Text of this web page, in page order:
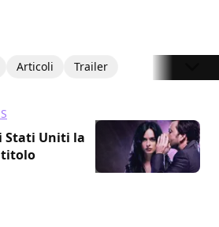
Articoli Trailer
Stati Uniti la
titolo